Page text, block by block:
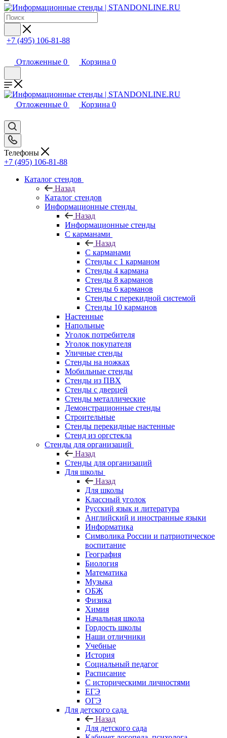
+7 (495) 106-81-88
Отложенные 0 Корзина 0
Отложенные 0 Корзина 0
Телефоны
+7 (495) 106-81-88
Каталог стендов
Назад
Каталог стендов
Информационные стенды
Назад
Информационные стенды
С карманами
Назад
С карманами
Стенды с 1 карманом
Стенды 4 кармана
Стенды 8 карманов
Стенды 6 карманов
Стенды с перекидной системой
Стенды 10 карманов
Настенные
Напольные
Уголок потребителя
Уголок покупателя
Уличные стенды
Стенды на ножках
Мобильные стенды
Стенды из ПВХ
Стенды с дверцей
Стенды металлические
Демонстрационные стенды
Строительные
Стенды перекидные настенные
Стенд из оргстекла
Стенды для организаций
Назад
Стенды для организаций
Для школы
Назад
Для школы
Классный уголок
Русский язык и литература
Английский и иностранные языки
Информатика
Символика России и патриотическое
воспитание
География
Биология
Математика
Музыка
ОБЖ
Физика
Химия
Начальная школа
Гордость школы
Наши отличники
Учебные
История
Социальный педагог
Расписание
С историческими личностями
ЕГЭ
ОГЭ
Для детского сада
Назад
Для детского сада